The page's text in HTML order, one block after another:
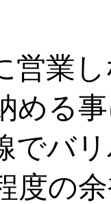
業し
める
でバ
度の